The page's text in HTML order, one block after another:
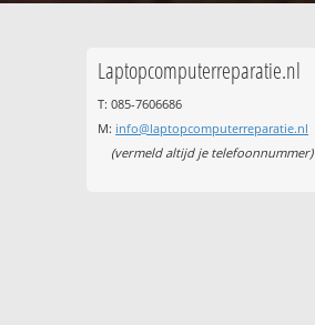
Laptopcomputerreparatie.nl
T: 085-7606686
M: info@laptopcomputerreparatie.nl
(vermeld altijd je telefoonnummer)